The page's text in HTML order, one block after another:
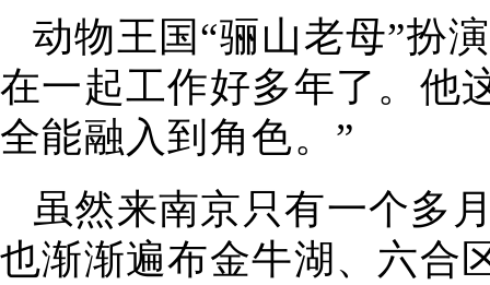
动物王国“骊山老母”扮
在一起工作好多年了。他
全能融入到角色。”
虽然来南京只有一个多
也渐渐遍布金牛湖、六合